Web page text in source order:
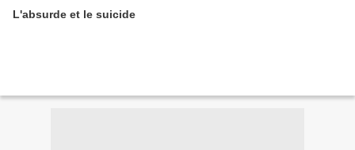
L'absurde et le suicide